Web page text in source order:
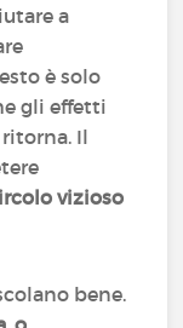
a
è solo
gli effetti
Il
vizioso
bene.